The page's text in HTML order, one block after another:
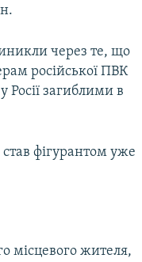
через те, що
російської ПВК
Росії загиблими в
фігурантом уже
місцевого жителя,